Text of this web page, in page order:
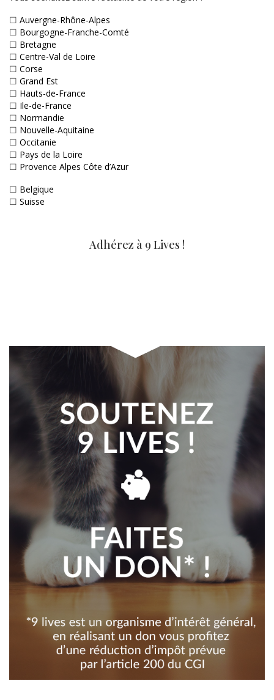
☐ Auvergne-Rhône-Alpes
☐ Bourgogne-Franche-Comté
☐ Bretagne
☐ Centre-Val de Loire
☐ Corse
☐ Grand Est
☐ Hauts-de-France
☐ Ile-de-France
☐ Normandie
☐ Nouvelle-Aquitaine
☐ Occitanie
☐ Pays de la Loire
☐ Provence Alpes Côte d’Azur
☐ Belgique
☐ Suisse
Adhérez à 9 Lives !